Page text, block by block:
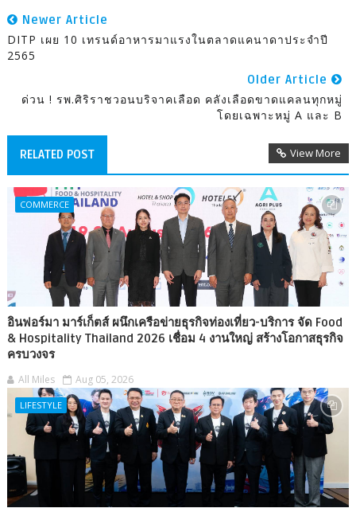
Newer Article
DITP เผย 10 เทรนด์อาหารมาแรงในตลาดแคนาดาประจำปี
2565
Older Article
ด่วน ! รพ.ศิริราชวอนบริจาคเลือด คลังเลือดขาดแคลนทุกหมู่
โดยเฉพาะหมู่ A และ B
RELATED POST View More
COMMERCE
อินฟอร์มา มาร์เก็ตส์ ผนึกเครือข่ายธุรกิจท่องเที่ยว-บริการ จัด Food
& Hospitality Thailand 2026 เชื่อม 4 งานใหญ่ สร้างโอกาสธุรกิจ
ครบวงจร
All Miles Aug 05, 2026
LIFESTYLE